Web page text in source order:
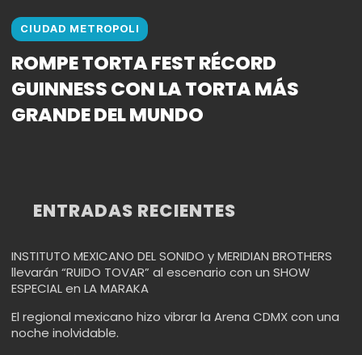
CIUDAD METROPOLI
ROMPE TORTA FEST RÉCORD
GUINNESS CON LA TORTA MÁS
GRANDE DEL MUNDO
ENTRADAS RECIENTES
INSTITUTO MEXICANO DEL SONIDO y MERIDIAN BROTHERS
llevarán “RUIDO TOVAR” al escenario con un SHOW
ESPECIAL en LA MARAKA
El regional mexicano hizo vibrar la Arena CDMX con una
noche inolvidable.